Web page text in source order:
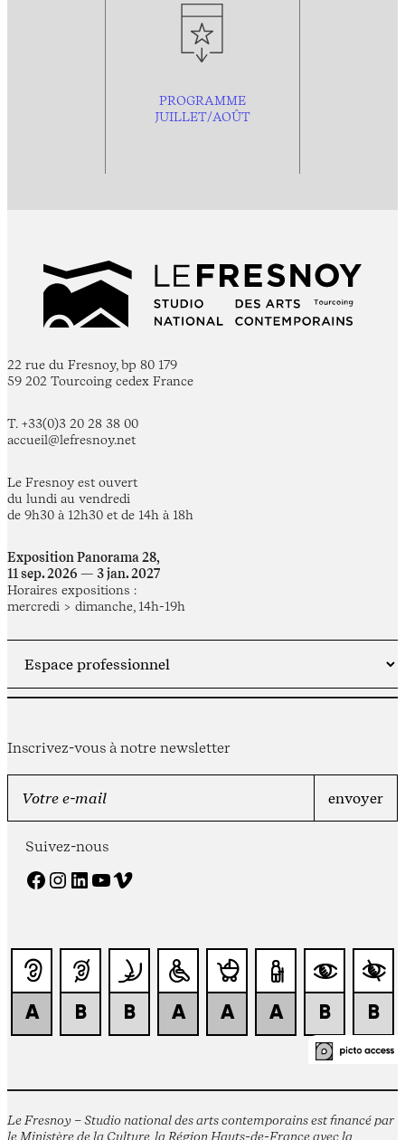
PROGRAMME
JUILLET/AOÛT
22 rue du Fresnoy, bp 80 179
59 202 Tourcoing cedex France
T. +33(0)3 20 28 38 00
accueil@lefresnoy.net
Le Fresnoy est ouvert
du lundi au vendredi
de 9h30 à 12h30 et de 14h à 18h
Exposition Panorama 28,
11 sep. 2026 — 3 jan. 2027
Horaires expositions :
mercredi > dimanche, 14h-19h
Inscrivez-vous à notre newsletter
Suivez-nous
Facebook Instagram LinkedIn YouTube Vimeo
Le Fresnoy – Studio national des arts contemporains est financé par
le Ministère de la Culture, la Région Hauts-de-France avec la